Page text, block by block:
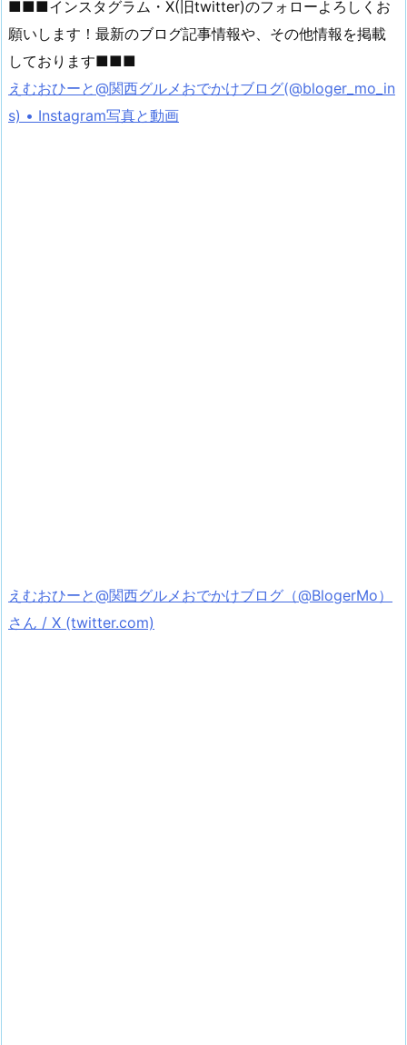
■■■インスタグラム・X(旧twitter)のフォローよろしくお
願いします！最新のブログ記事情報や、その他情報を掲載
しております■■■
えむおひーと@関西グルメおでかけブログ(@bloger_mo_in
s) • Instagram写真と動画
えむおひーと@関西グルメおでかけブログ（@BlogerMo）
さん / X (twitter.com)